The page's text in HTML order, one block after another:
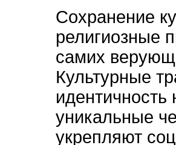
Сохранение
религиозные
самих
Культурные
идентичность
уникальные
укрепляют